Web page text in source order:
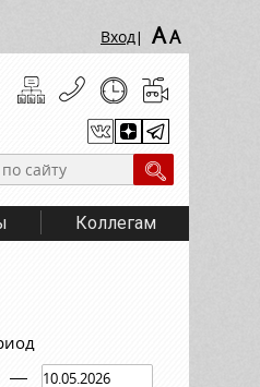
Вход| AA
Коллегам